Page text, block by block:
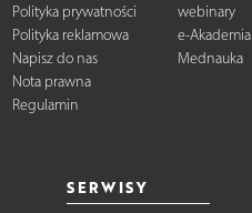
Polityka prywatności
Polityka reklamowa
Napisz do nas
Nota prawna
Regulamin
webinary
e-Akademia
Mednauka
SERWISY